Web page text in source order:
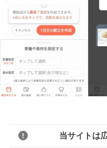
当サイトは